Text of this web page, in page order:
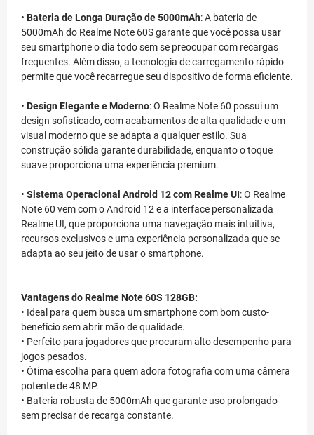
• Bateria de Longa Duração de 5000mAh: A bateria de
5000mAh do Realme Note 60S garante que você possa usar
seu smartphone o dia todo sem se preocupar com recargas
frequentes. Além disso, a tecnologia de carregamento rápido
permite que você recarregue seu dispositivo de forma eficiente.
• Design Elegante e Moderno: O Realme Note 60 possui um
design sofisticado, com acabamentos de alta qualidade e um
visual moderno que se adapta a qualquer estilo. Sua
construção sólida garante durabilidade, enquanto o toque
suave proporciona uma experiência premium.
• Sistema Operacional Android 12 com Realme UI: O Realme
Note 60 vem com o Android 12 e a interface personalizada
Realme UI, que proporciona uma navegação mais intuitiva,
recursos exclusivos e uma experiência personalizada que se
adapta ao seu jeito de usar o smartphone.
Vantagens do Realme Note 60S 128GB:
• Ideal para quem busca um smartphone com bom custo-
benefício sem abrir mão de qualidade.
• Perfeito para jogadores que procuram alto desempenho para
jogos pesados.
• Ótima escolha para quem adora fotografia com uma câmera
potente de 48 MP.
• Bateria robusta de 5000mAh que garante uso prolongado
sem precisar de recarga constante.